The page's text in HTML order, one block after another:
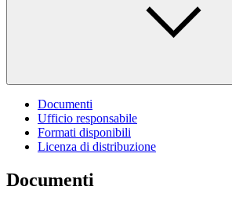
Documenti
Ufficio responsabile
Formati disponibili
Licenza di distribuzione
Documenti